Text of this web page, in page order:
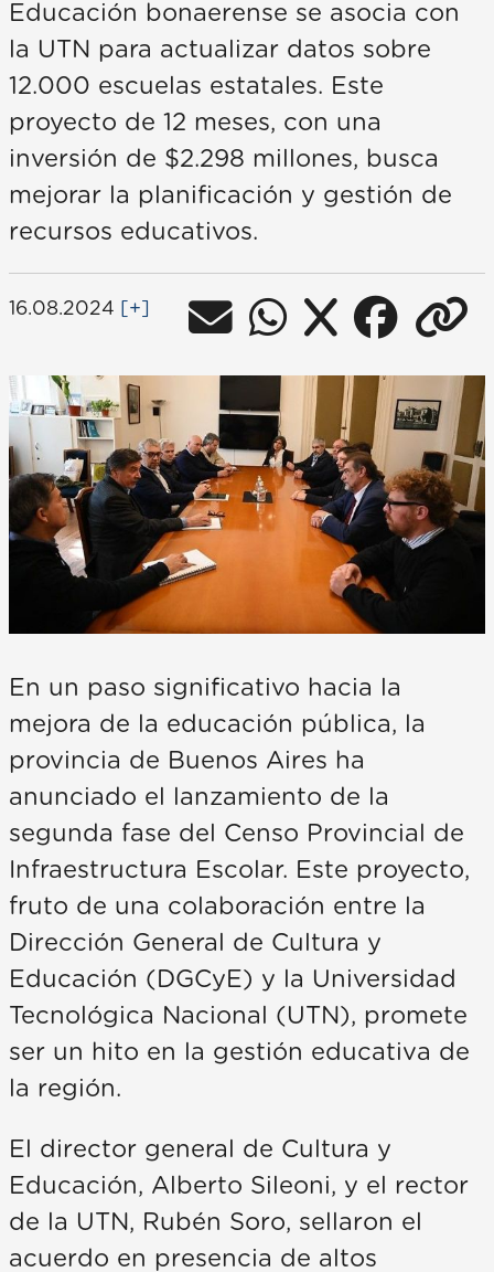
Educación bonaerense se asocia con
la UTN para actualizar datos sobre
12.000 escuelas estatales. Este
proyecto de 12 meses, con una
inversión de $2.298 millones, busca
mejorar la planificación y gestión de
recursos educativos.
16.08.2024 [+]
En un paso significativo hacia la
mejora de la educación pública, la
provincia de Buenos Aires ha
anunciado el lanzamiento de la
segunda fase del Censo Provincial de
Infraestructura Escolar. Este proyecto,
fruto de una colaboración entre la
Dirección General de Cultura y
Educación (DGCyE) y la Universidad
Tecnológica Nacional (UTN), promete
ser un hito en la gestión educativa de
la región.
El director general de Cultura y
Educación, Alberto Sileoni, y el rector
de la UTN, Rubén Soro, sellaron el
acuerdo en presencia de altos